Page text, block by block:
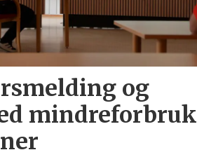
og
mindreforbruk